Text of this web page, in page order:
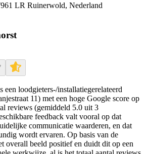
LR Ruinerwold, Nederland
een loodgieters-/installatiegerelateerd
11) met een hoge Google score op
reviews (gemiddeld 5.0 uit 3
feedback valt vooral op dat
communicatie waarderen, en dat
wordt ervaren. Op basis van de
overall beeld positief en duidt dit op een